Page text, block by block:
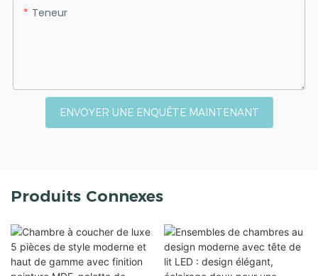
Teneur
ENVOYER UNE ENQUÊTE MAINTENANT
Produits Connexes